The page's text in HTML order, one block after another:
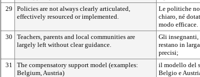
29
Policies are not always clearly articulated,
effectively resourced or implemented.
Le politiche
chiaro, né
modo efficace.
30
Teachers, parents and local communities are
largely left without clear guidance.
Gli
restano in
precisi;
31
The compensatory support model (examples:
Belgium, Austria)
il modello del
Belgio e